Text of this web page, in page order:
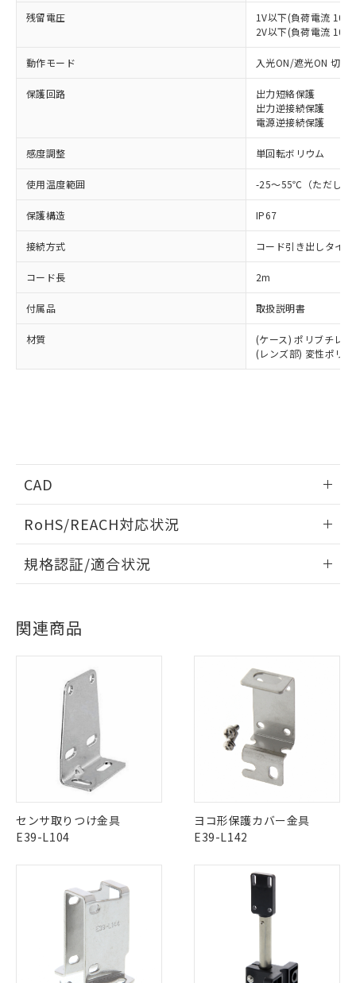
残留電圧
1V以下(負荷電流
2V以下(負荷電流 10
動作モード 入光ON/遮光ON 切替
保護回路
出力短絡保護
出力逆接続保護
電源逆接続保護
感度調整 単回転ボリウム
使用温度範囲 -25～55℃（ただし、
保護構造 IP67
接続方式 コード引き出しタイプ
コード長 2m
付属品 取扱説明書
材質
(ケース) ポリブチレ
(レンズ部) 変性ポリ
CAD
ログイン/会員登録いただくと、CADデータをダウンロー
ドすることができます。
ダウンロードデータをご利用いただく前に、以下を必ずお読
みください。
ソフトウェアの使用条件
RoHS/REACH対応状況
EU RoHS 注意事項・凡例
対応状況 ※1
対応済み
中国 RoHS 注意事項・凡例
中国 RoHS表※1 ※2
"対応済み"や非含有の記載がされた商品であっても、流通
在庫等で未対応品が混在する可能性があります。
非含有品が必要な際は、弊社営業部門もしくは販売店へお
問い合わせください。
規格認証/適合状況
Yes
LR型式承認
（イギリス
船舶規格）
BV型式承認
（フランス
船舶規格）
No
その他の認証はこちらのページからご検索ください
関連商品
センサ取りつけ金具
E39-L104
ヨコ形保護カバー金具
E39-L142
※1 対応状況
対応済み：EU RoHS指令（10物質）の
非含有に対応した製品が提供可能な商品で
す。